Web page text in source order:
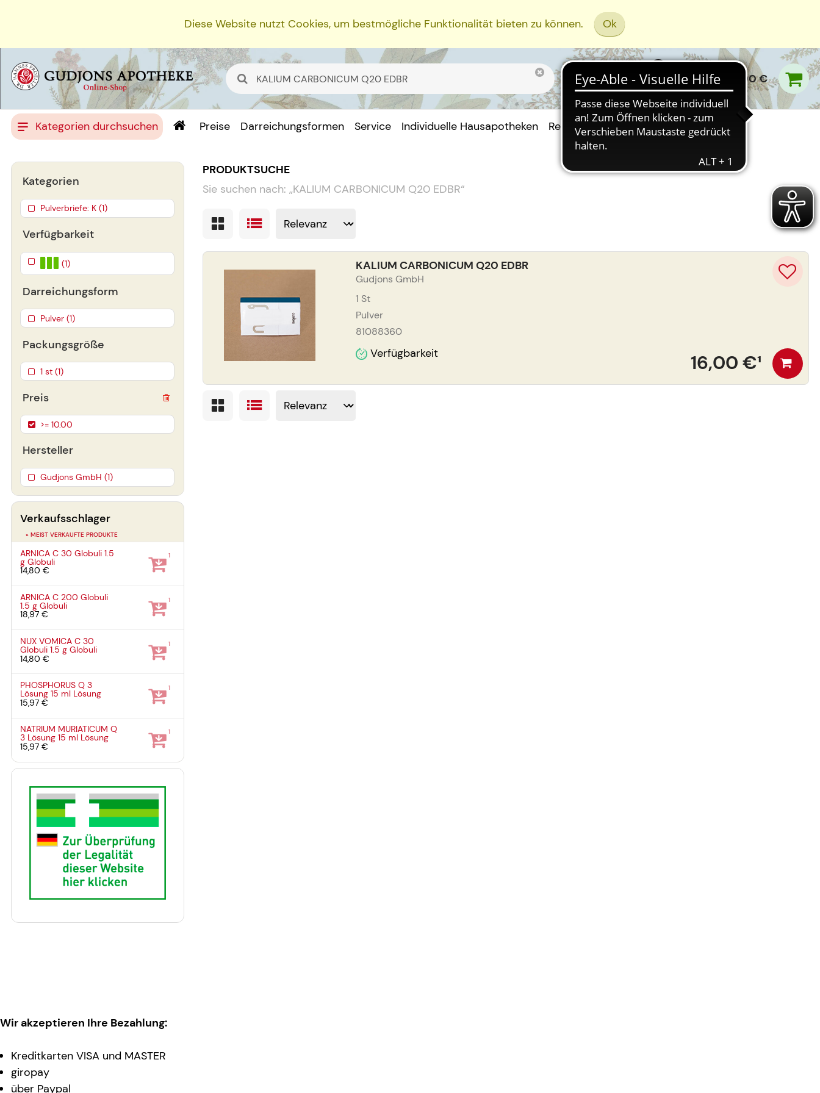
Diese Website nutzt Cookies, um bestmögliche Funktionalität bieten zu können. Ok
0,00 €
Kategorien durchsuchen Preise Darreichungsformen Service Individuelle Hausapotheken Rezept Einreichen
PRODUKTSUCHE
Sie suchen nach: „KALIUM CARBONICUM Q20 EDBR“
KALIUM CARBONICUM Q20 EDBR
Gudjons GmbH
1 St
Pulver
81088360
Verfügbarkeit 16,00 €¹
Verfügbarkeit
(1)
Darreichungsform
Pulver (1)
Packungsgröße
1 st (1)
Preis
>= 10.00
Hersteller
Gudjons GmbH (1)
Kategorien
Pulverbriefe: K (1)
Verkaufsschlager
» MEIST VERKAUFTE PRODUKTE
ARNICA C 30 Globuli1.5
gGlobuli
14,80 €
1
ARNICA C 200 Globuli
1.5 gGlobuli
18,97 €
1
NUX VOMICA C 30
Globuli1.5 gGlobuli
14,80 €
1
PHOSPHORUS Q 3
Lösung15 ml Lösung
15,97 €
1
NATRIUM MURIATICUM Q
3 Lösung15 ml Lösung
15,97 €
1
Wir akzeptieren Ihre Bezahlung:
Kreditkarten VISA und MASTER
giropay
über Paypal